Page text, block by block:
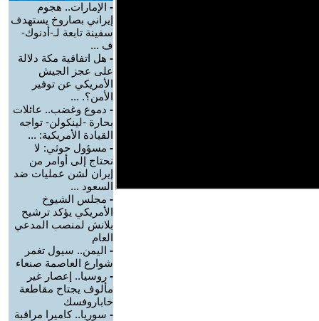
- الإمارات.. هجوم
إيراني بصاروخ يستهدف
سفينة تابعة لـ-أدنوك-
ف ...
- هل اتفاقية مكة دلالة
على عجز الجيش
الأمريكي عن توفير
الأمن؟. ...
- دموع وغضب.. عائلات
بحارة -لينكولن- تواجه
القيادة الأمريكية: ...
- مسؤول حوثي: لا
نحتاج إلى أوامر من
إيران لشن عمليات ضد
السعود ...
- مجلس الشيوخ
الأمريكي يؤكد ترشيح
بلانش لمنصب المدعي
العام
- اليمن.. سيول تغمر
شوارع العاصمة صنعاء
- روسيا.. إعصار غير
مألوف يجتاح مقاطعة
خاباروفسك
- سوريا.. كاميرا مراقبة